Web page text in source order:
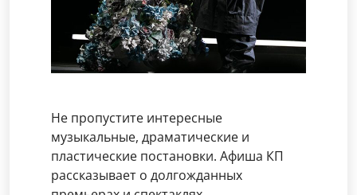
Не пропустите интересные
музыкальные, драматические и
пластические постановки. Афиша КП
рассказывает о долгожданных